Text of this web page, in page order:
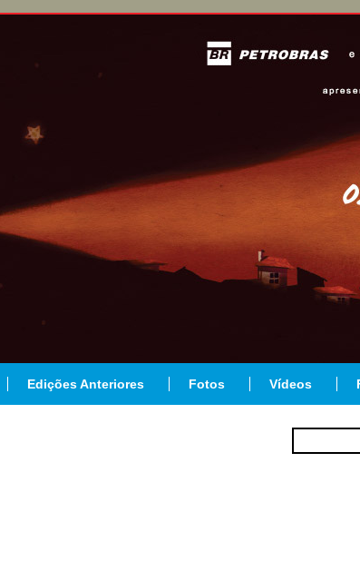
Edições Anteriores Fotos Vídeos